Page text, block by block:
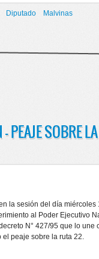
Diputado
Malvinas
PEAJE SOBRE
la sesión del día
al Poder Ejecutivo
N° 427/95 que lo une
peaje sobre la ruta 22.